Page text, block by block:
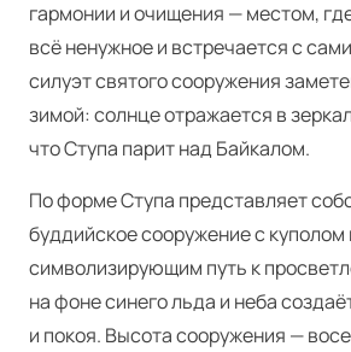
гармонии и очищения — местом,
всё ненужное и встречается с
силуэт святого сооружения
зимой: солнце отражается в
что Ступа парит над Байкалом.
По форме Ступа представляет
буддийское сооружение с
символизирующим путь к
на фоне синего льда и неба
и покоя. Высота сооружения —